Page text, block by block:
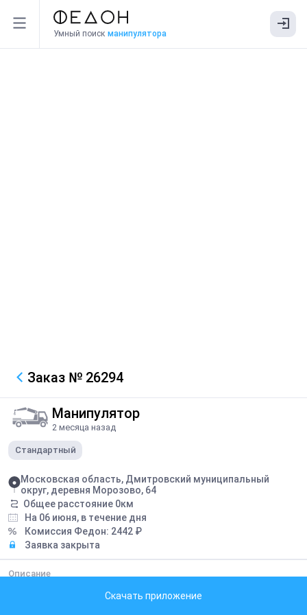
Умный поиск манипулятора
Заказ № 26294
Манипулятор
2 месяца назад
Стандартный
Московская область, Дмитровский муниципальный
округ, деревня Морозово, 64
Общее расстояние 0км
На 06 июня, в течение дня
Комиссия Федон: 2442 ₽
Заявка закрыта
Описание
Скачать приложение